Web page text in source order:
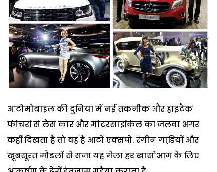
आटोमोबाइल की दुनिया में नई तकनीक और हाइटैक
फीचरों से लैस कार और मोटरसाइकिल का जलवा अगर
कहीं दिखता है तो वह है आटो एक्सपो. रंगीन गाडि़यों और
खूबसूरत मौडलों से सजा यह मेला हर खासोआम के लिए